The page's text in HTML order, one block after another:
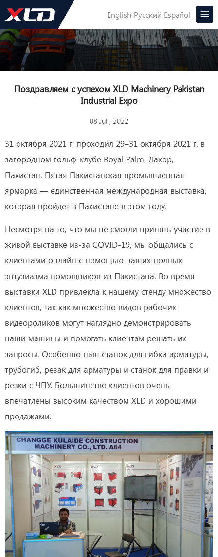
English Русский Español
Поздравляем с успехом XLD Machinery Pakistan
Industrial Expo
08 Jul , 2022
31 октября 2021 г. проходил 29–31 октября 2021 г. в
загородном гольф-клубе Royal Palm, Лахор,
Пакистан. Пятая Пакистанская промышленная
ярмарка — единственная международная выставка,
которая пройдет в Пакистане в этом году.
Несмотря на то, что мы не смогли принять участие в
живой выставке из-за COVID-19, мы общались с
клиентами онлайн с помощью наших полных
энтузиазма помощников из Пакистана. Во время
выставки XLD привлекла к нашему стенду множество
клиентов, так как множество видов рабочих
видеороликов могут наглядно демонстрировать
наши машины и помогать клиентам решать их
запросы. Особенно наш станок для гибки арматуры,
трубогиб, резак для арматуры и станок для правки и
резки с ЧПУ. Большинство клиентов очень
впечатлены высоким качеством XLD и хорошими
продажами.